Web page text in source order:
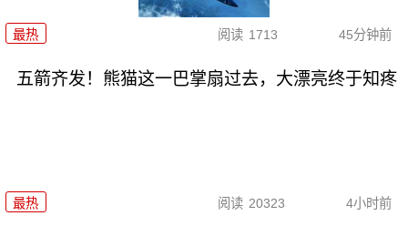
最热 阅读 1713 45分钟前
五箭齐发！熊猫这一巴掌扇过去，大漂亮终于知疼
最热 阅读 20323 4小时前